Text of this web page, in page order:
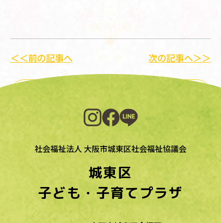
＜＜前の記事へ 次の記事へ＞＞
社会福祉法人 大阪市城東区社会福祉協議会
城東区
子ども・子育てプラザ